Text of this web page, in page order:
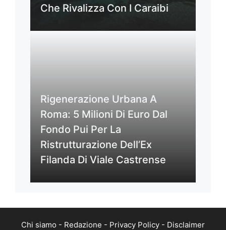
Che Rivalizza Con I Caraibi
Rigenerazione Urbana A
Roma: 5 Milioni Di Euro Dal
Fondo Pui Per La
Ristrutturazione Dell’Ex
Filanda Di Viale Castrense
Chi siamo - Redazione - Privacy Policy - Disclaimer